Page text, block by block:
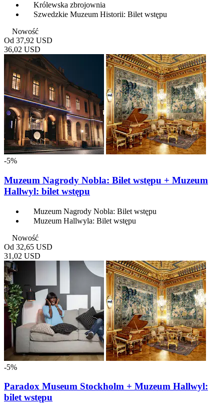
Królewska zbrojownia
Szwedzkie Muzeum Historii: Bilet wstępu
Nowość
Od 37,92 USD
36,02 USD
-5%
Muzeum Nagrody Nobla: Bilet wstępu + Muzeum
Hallwyl: bilet wstępu
Muzeum Nagrody Nobla: Bilet wstępu
Muzeum Hallwyla: Bilet wstępu
Nowość
Od 32,65 USD
31,02 USD
-5%
Paradox Museum Stockholm + Muzeum Hallwyl:
bilet wstępu